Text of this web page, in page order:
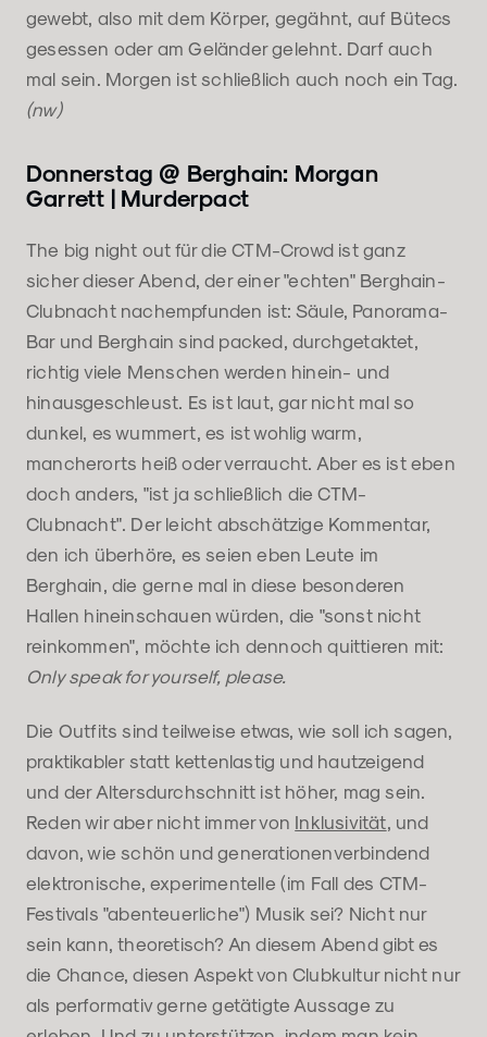
gewebt, also mit dem Körper, gegähnt, auf Bütecs
gesessen oder am Geländer gelehnt. Darf auch
mal sein. Morgen ist schließlich auch noch ein Tag.
(nw)
Donnerstag @ Berghain: Morgan
Garrett | Murderpact
The big night out für die CTM-Crowd ist ganz
sicher dieser Abend, der einer "echten" Berghain-
Clubnacht nachempfunden ist: Säule, Panorama-
Bar und Berghain sind packed, durchgetaktet,
richtig viele Menschen werden hinein- und
hinausgeschleust. Es ist laut, gar nicht mal so
dunkel, es wummert, es ist wohlig warm,
mancherorts heiß oder verraucht. Aber es ist eben
doch anders, "ist ja schließlich die CTM-
Clubnacht". Der leicht abschätzige Kommentar,
den ich überhöre, es seien eben Leute im
Berghain, die gerne mal in diese besonderen
Hallen hineinschauen würden, die "sonst nicht
reinkommen", möchte ich dennoch quittieren mit:
Only speak for yourself, please.
Die Outfits sind teilweise etwas, wie soll ich sagen,
praktikabler statt kettenlastig und hautzeigend
und der Altersdurchschnitt ist höher, mag sein.
Reden wir aber nicht immer von Inklusivität, und
davon, wie schön und generationenverbindend
elektronische, experimentelle (im Fall des CTM-
Festivals "abenteuerliche") Musik sei? Nicht nur
sein kann, theoretisch? An diesem Abend gibt es
die Chance, diesen Aspekt von Clubkultur nicht nur
als performativ gerne getätigte Aussage zu